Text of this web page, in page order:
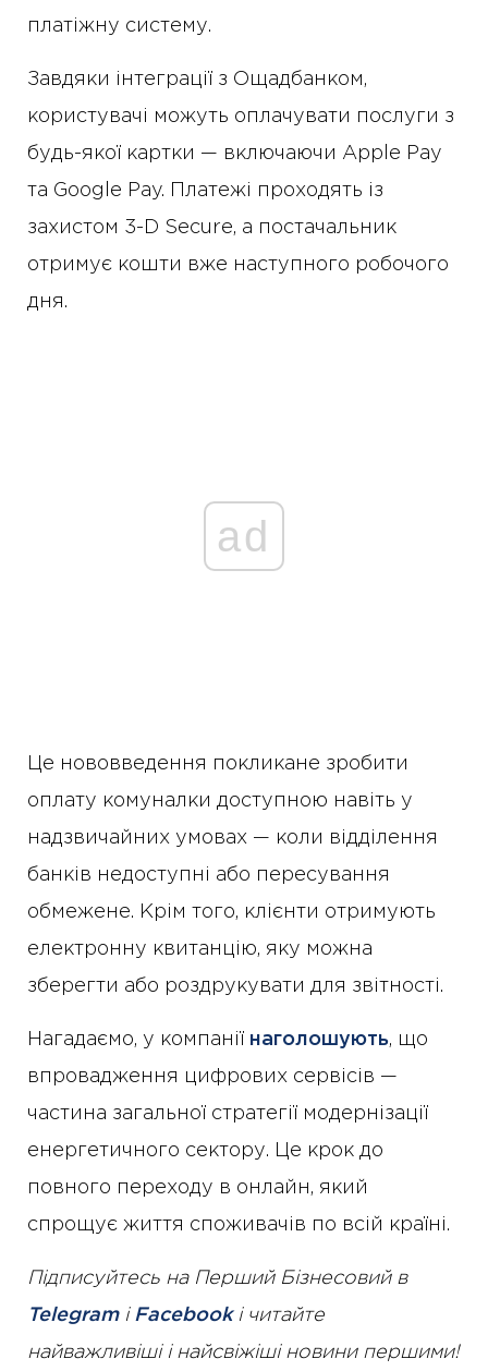
платіжну систему.
Завдяки інтеграції з Ощадбанком,
користувачі можуть оплачувати послуги з
будь-якої картки — включаючи Apple Pay
та Google Pay. Платежі проходять із
захистом 3-D Secure, а постачальник
отримує кошти вже наступного робочого
дня.
ad
Це нововведення покликане зробити
оплату комуналки доступною навіть у
надзвичайних умовах — коли відділення
банків недоступні або пересування
обмежене. Крім того, клієнти отримують
електронну квитанцію, яку можна
зберегти або роздрукувати для звітності.
Нагадаємо, у компанії наголошують, що
впровадження цифрових сервісів —
частина загальної стратегії модернізації
енергетичного сектору. Це крок до
повного переходу в онлайн, який
спрощує життя споживачів по всій країні.
Підписуйтесь на Перший Бізнесовий в
Telegramі Facebookі читайте
найважливіші і найсвіжіші новини першими!